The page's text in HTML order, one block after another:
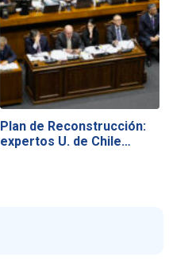
Plan de Reconstrucción:
expertos U. de Chile…